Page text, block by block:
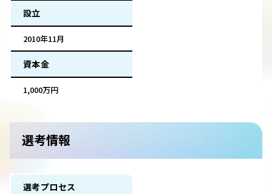
設立
2010年11月
資本金
1,000万円
選考情報
選考プロセス